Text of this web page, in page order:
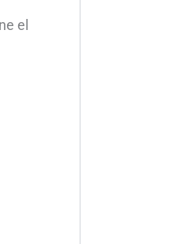
el